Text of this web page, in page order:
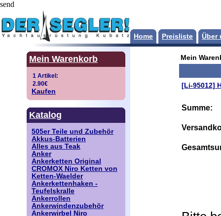
send
Home Preisliste Über
Mein Warenkorb
Kaufen
Katalog
505er Teile und Zubehör
Akkus-Batterien
Alles aus Teak
Anker
Ankerketten Original
CROMOX Niro Ketten von
Ketten-Waelder
Ankerkettenhaken -
Teufelskralle
Ankerrollen
Ankerwindenzubehör
Ankerwirbel Niro
Mein
[Li-95012]
Summe: